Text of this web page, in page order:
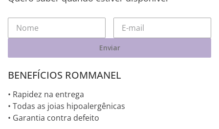
Enviar
BENEFÍCIOS ROMMANEL
• Rapidez na entrega
• Todas as joias hipoalergênicas
• Garantia contra defeito